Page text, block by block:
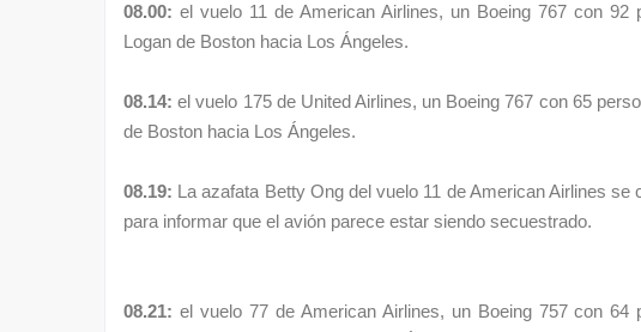
08.00: el vuelo 11 de American Airlines, un Boeing 767 con 92
Logan de Boston hacia Los Ángeles.
08.14: el vuelo 175 de United Airlines, un Boeing 767 con 65
de Boston hacia Los Ángeles.
08.19: La azafata Betty Ong del vuelo 11 de American Airlines se
para informar que el avión parece estar siendo secuestrado.
08.21: el vuelo 77 de American Airlines, un Boeing 757 con 64